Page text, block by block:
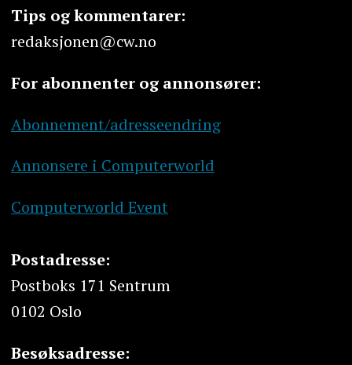
Tips og kommentarer:
redaksjonen@cw.no
For abonnenter og annonsører:
Abonnement/adresseendring
Annonsere i Computerworld
Computerworld Event
Postadresse:
Postboks 171 Sentrum
0102 Oslo
Besøksadresse: